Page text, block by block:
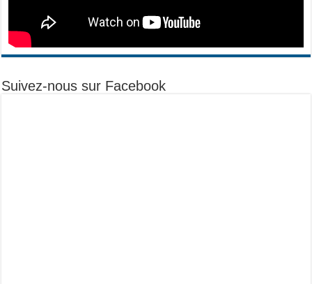
Suivez-nous sur Facebook